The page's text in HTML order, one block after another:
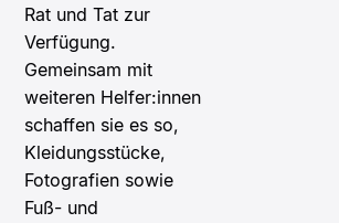
Rat und Tat zur
Verfügung.
Gemeinsam mit
weiteren Helfer:innen
schaffen sie es so,
Kleidungsstücke,
Fotografien sowie
Fuß- und